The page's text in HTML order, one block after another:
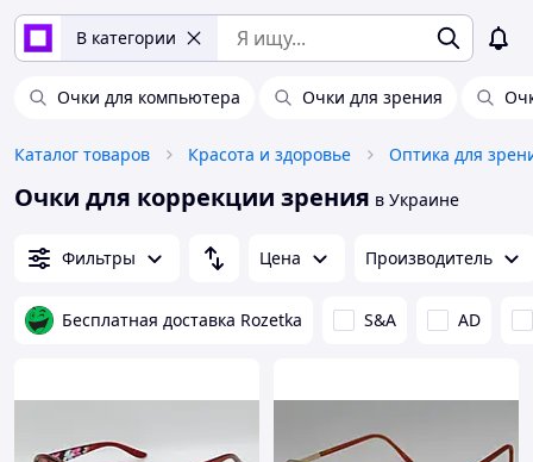
В категории
Очки для компьютера Очки для зрения
Каталог товаров Красота и здоровье Оптика для
Очки для коррекции зрения в Украине
Фильтры Цена Производитель
Бесплатная доставка Rozetka S&A AD